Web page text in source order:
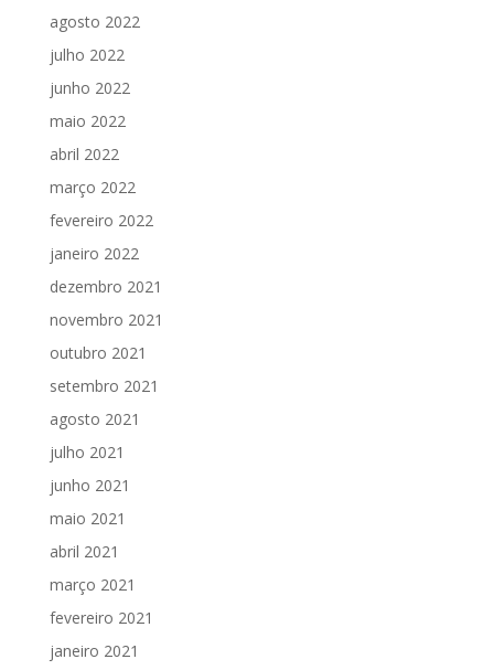
agosto 2022
julho 2022
junho 2022
maio 2022
abril 2022
março 2022
fevereiro 2022
janeiro 2022
dezembro 2021
novembro 2021
outubro 2021
setembro 2021
agosto 2021
julho 2021
junho 2021
maio 2021
abril 2021
março 2021
fevereiro 2021
janeiro 2021